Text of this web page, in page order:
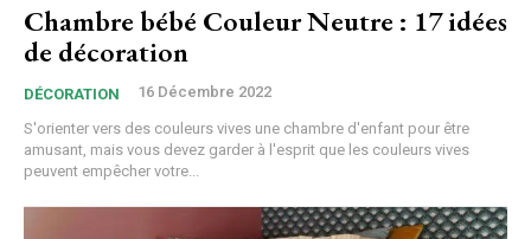
Chambre bébé Couleur Neutre : 17 idées
de décoration
DÉCORATION 16 Décembre 2022
S'orienter vers des couleurs vives une chambre d'enfant pour être
amusant, mais vous devez garder à l'esprit que les couleurs vives
peuvent empêcher votre...